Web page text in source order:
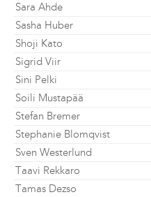
Sara Ahde
Sasha Huber
Shoji Kato
Sigrid Viir
Sini Pelki
Soili Mustapää
Stefan Bremer
Stephanie Blomqvist
Sven Westerlund
Taavi Rekkaro
Tamas Dezso